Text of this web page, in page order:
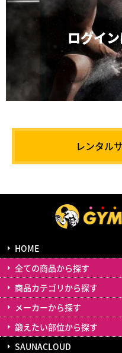
ログイ
レンタル
HOME
全ての商品から探す
商品カテゴリから探す
メーカーから探す
鍛えたい部位から探す
SAUNACLOUD